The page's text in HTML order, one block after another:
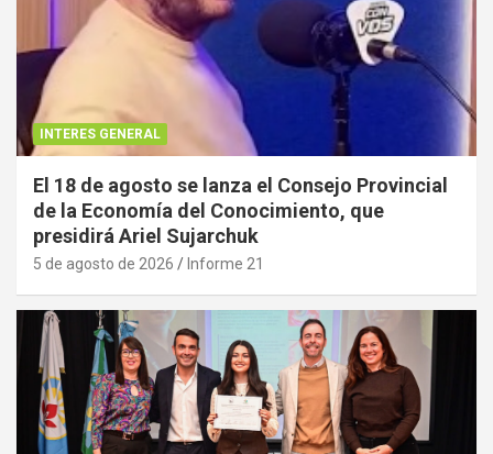
INTERES GENERAL
El 18 de agosto se lanza el Consejo Provincial
de la Economía del Conocimiento, que
presidirá Ariel Sujarchuk
5 de agosto de 2026 Informe 21